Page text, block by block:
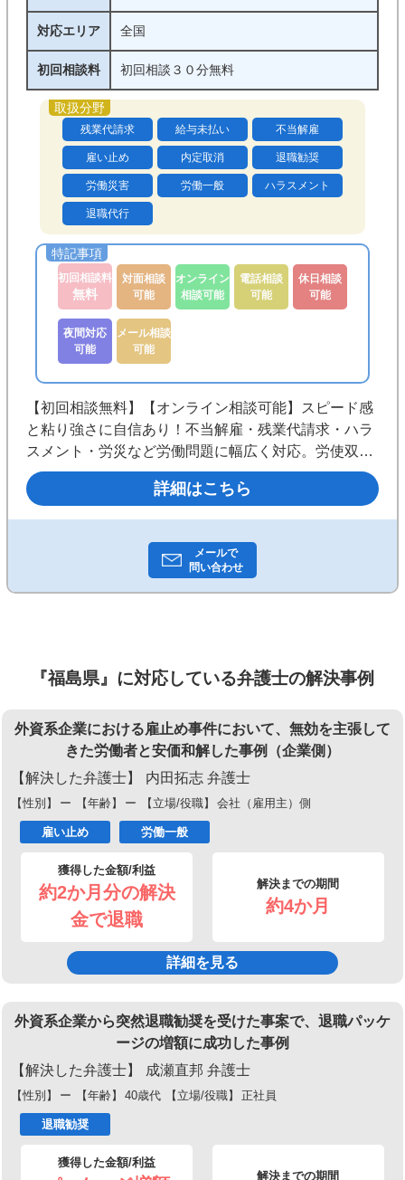
対応エリア 全国
初回相談料 初回相談３０分無料
残業代請求 給与未払い 不当解雇
雇い止め 内定取消 退職勧奨
労働災害 労働一般 ハラスメント
退職代行
初回相談料
無料
対面相談
可能
オンライン
相談可能
電話相談
可能
休日相談
可能
夜間対応
可能
メール相談
可能
【初回相談無料】【オンライン相談可能】スピード感
と粘り強さに自信あり！不当解雇・残業代請求・ハラ
スメント・労災など労働問題に幅広く対応。労使双方
の取り扱い実績多数。依頼者を全力でサポートしま
す。まずはお気軽にご相談ください。
詳細はこちら
メールで
問い合わせ
『福島県』に対応している弁護士の解決事例
外資系企業における雇止め事件において、無効を主張して
きた労働者と安価和解した事例（企業側）
【解決した弁護士】
内田拓志 弁護士
【性別】 ー 【年齢】 ー 【立場/役職】 会社（雇用主）側
雇い止め 労働一般
獲得した金額/利益
約2か月分の解決
金で退職
解決までの期間
約4か月
詳細を見る
外資系企業から突然退職勧奨を受けた事案で、退職パッケ
ージの増額に成功した事例
【解決した弁護士】
成瀬直邦 弁護士
【性別】 ー 【年齢】 40歳代 【立場/役職】 正社員
退職勧奨
獲得した金額/利益
解決までの期間